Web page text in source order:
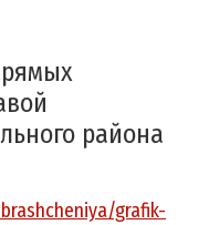
района
grafik-